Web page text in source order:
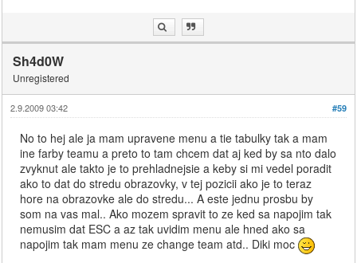
Sh4d0W
Unregistered
#59
2.9.2009 03:42
No to hej ale ja mam upravene menu a tie tabulky tak a mam
ine farby teamu a preto to tam chcem dat aj ked by sa nto dalo
zvyknut ale takto je to prehladnejsie a keby si mi vedel poradit
ako to dat do stredu obrazovky, v tej pozicii ako je to teraz
hore na obrazovke ale do stredu... A este jednu prosbu by
som na vas mal.. Ako mozem spravit to ze ked sa napojim tak
nemusim dat ESC a az tak uvidim menu ale hned ako sa
napojim tak mam menu ze change team atd.. Diki moc